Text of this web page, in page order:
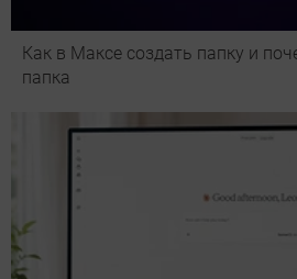
Как в Максе создать папку и
папка